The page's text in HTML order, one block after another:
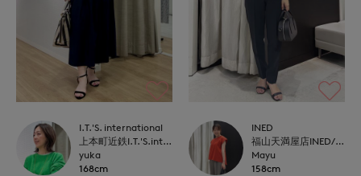
I.T.'S. international
上本町近鉄I.T.'S.international
yuka
168cm
INED
福山天満屋店INED/7-IDconcept./Maglie
Mayu
158cm